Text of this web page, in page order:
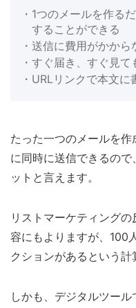
・1つのメールを作る
することができる
・送信に費用がかから
・すぐ届き、すぐ見て
・URLリンクで本文
たった一つのメールを
に同時に送信できるの
ットと言えます。
リストマーケティング
容にもよりますが、100
クションがあるという計
しかも、デジタルツー